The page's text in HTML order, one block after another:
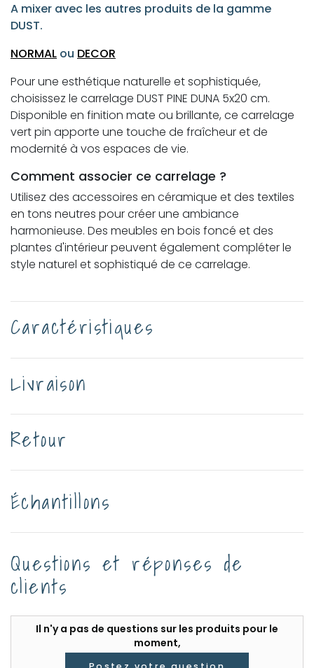
A mixer avec les autres produits de la gamme
DUST.
NORMAL ou DECOR
Pour une esthétique naturelle et sophistiquée,
choisissez le carrelage DUST PINE DUNA 5x20 cm.
Disponible en finition mate ou brillante, ce carrelage
vert pin apporte une touche de fraîcheur et de
modernité à vos espaces de vie.
Comment associer ce carrelage ?
Utilisez des accessoires en céramique et des textiles
en tons neutres pour créer une ambiance
harmonieuse. Des meubles en bois foncé et des
plantes d'intérieur peuvent également compléter le
style naturel et sophistiqué de ce carrelage.
Caractéristiques
Livraison
Retour
Échantillons
Questions et réponses de
clients
Il n'y a pas de questions sur les produits pour le
moment,